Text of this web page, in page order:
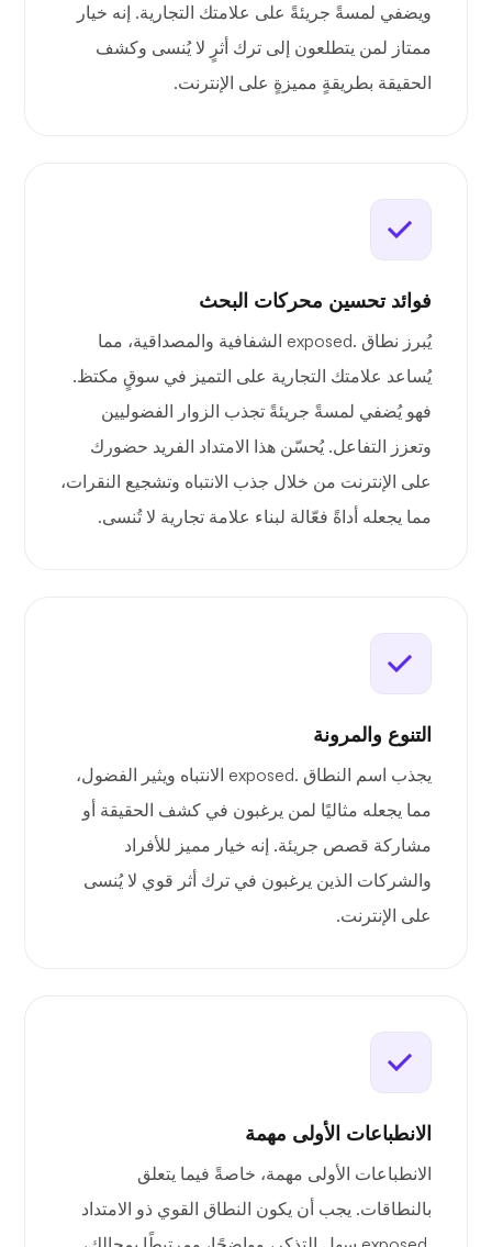
ويضفي لمسةً جريئةً على علامتك التجارية. إنه خيار
ممتاز لمن يتطلعون إلى ترك أثرٍ لا يُنسى وكشف
الحقيقة بطريقةٍ مميزةٍ على الإنترنت.
فوائد تحسين محركات البحث
يُبرز نطاق .exposed الشفافية والمصداقية، مما
يُساعد علامتك التجارية على التميز في سوقٍ مكتظ.
فهو يُضفي لمسةً جريئةً تجذب الزوار الفضوليين
وتعزز التفاعل. يُحسّن هذا الامتداد الفريد حضورك
على الإنترنت من خلال جذب الانتباه وتشجيع النقرات،
مما يجعله أداةً فعّالة لبناء علامة تجارية لا تُنسى.
التنوع والمرونة
يجذب اسم النطاق .exposed الانتباه ويثير الفضول،
مما يجعله مثاليًا لمن يرغبون في كشف الحقيقة أو
مشاركة قصص جريئة. إنه خيار مميز للأفراد
والشركات الذين يرغبون في ترك أثر قوي لا يُنسى
على الإنترنت.
الانطباعات الأولى مهمة
الانطباعات الأولى مهمة، خاصةً فيما يتعلق
بالنطاقات. يجب أن يكون النطاق القوي ذو الامتداد